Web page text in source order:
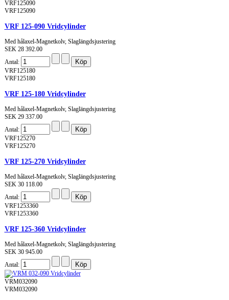
VRF125090
VRF125090
VRF 125-090 Vridcylinder
Med hålaxel-Magnetkolv, Slaglängdsjustering
SEK 28 392.00
Antal:
VRF125180
VRF125180
VRF 125-180 Vridcylinder
Med hålaxel-Magnetkolv, Slaglängdsjustering
SEK 29 337.00
Antal:
VRF125270
VRF125270
VRF 125-270 Vridcylinder
Med hålaxel-Magnetkolv, Slaglängdsjustering
SEK 30 118.00
Antal:
VRF1253360
VRF1253360
VRF 125-360 Vridcylinder
Med hålaxel-Magnetkolv, Slaglängdsjustering
SEK 30 945.00
Antal:
VRM032090
VRM032090